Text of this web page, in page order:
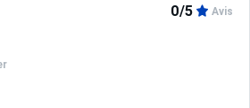
0/5 Avis